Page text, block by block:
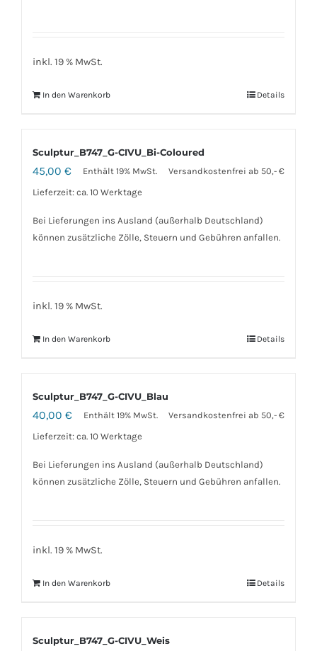
inkl. 19 % MwSt.
In den Warenkorb Details
Sculptur_B747_G-CIVU_Bi-Coloured
45,00 € Enthält 19% MwSt.
Versandkostenfrei ab 50,- €
Lieferzeit: ca. 10 Werktage
Bei Lieferungen ins Ausland (außerhalb Deutschland)
können zusätzliche Zölle, Steuern und Gebühren anfallen.
inkl. 19 % MwSt.
In den Warenkorb Details
Sculptur_B747_G-CIVU_Blau
40,00 € Enthält 19% MwSt.
Versandkostenfrei ab 50,- €
Lieferzeit: ca. 10 Werktage
Bei Lieferungen ins Ausland (außerhalb Deutschland)
können zusätzliche Zölle, Steuern und Gebühren anfallen.
inkl. 19 % MwSt.
In den Warenkorb Details
Sculptur_B747_G-CIVU_Weis